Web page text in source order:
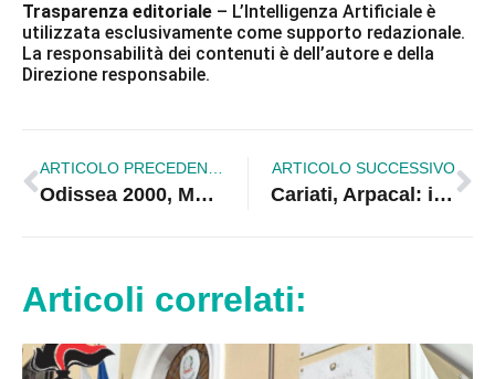
Trasparenza editoriale – L’Intelligenza Artificiale è
utilizzata esclusivamente come supporto redazionale.
La responsabilità dei contenuti è dell’autore e della
Direzione responsabile.
ARTICOLO PRECEDENTE
Odissea 2000, Montesanto: da 30 anni formidabile strumento marketing territoriale |VIDEO
ARTICOLO SUCCESSIVO
Cariati, Arpacal: il mare è balneabile
Articoli correlati: